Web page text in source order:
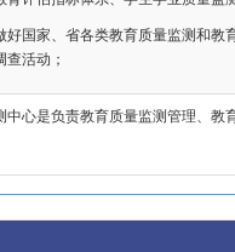
好国家、省各类教育质量监测和
查活动；
中心是负责教育质量监测管理、教